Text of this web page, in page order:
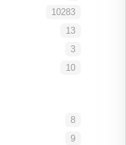
10283
13
3
10
8
9